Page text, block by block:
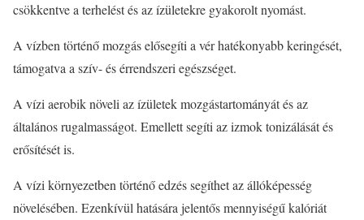
csökkentve a terhelést és az ízületekre gyakorolt nyomást.
A vízben történő mozgás elősegíti a vér hatékonyabb keringését,
támogatva a szív- és érrendszeri egészséget.
A vízi aerobik növeli az ízületek mozgástartományát és az
általános rugalmasságot. Emellett segíti az izmok tonizálását és
erősítését is.
A vízi környezetben történő edzés segíthet az állóképesség
növelésében. Ezenkívül hatására jelentős mennyiségű kalóriát